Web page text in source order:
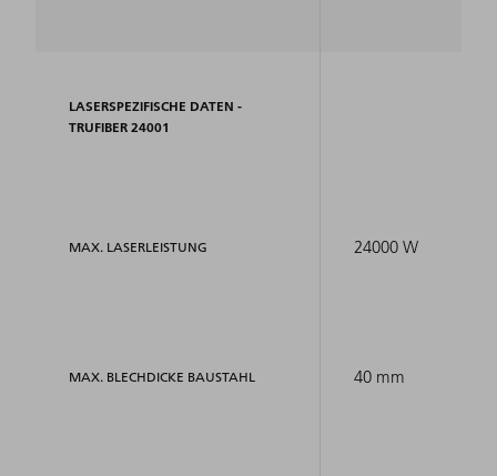
LASERSPEZIFISCHE DATEN -
TRUFIBER 24001
MAX. LASERLEISTUNG
MAX. BLECHDICKE BAUSTAHL
24000 W
40 mm